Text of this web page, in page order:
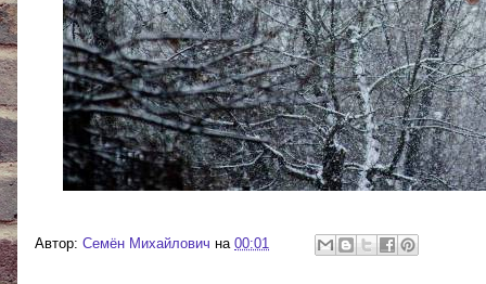
Автор: Cемён Михайлович на 00:01